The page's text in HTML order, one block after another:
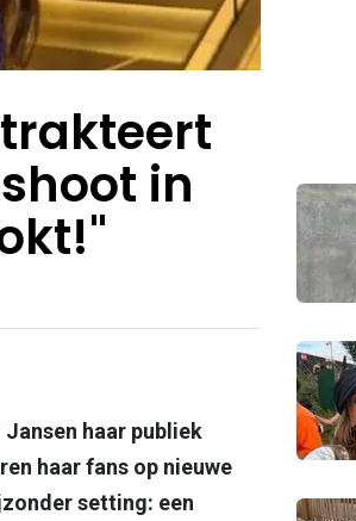
in
haar publiek
haar fans op nieuwe
setting: een